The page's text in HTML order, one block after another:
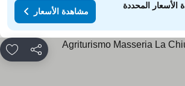
الأسعار المحددة
مشاهدة الأسعار
مشاركة